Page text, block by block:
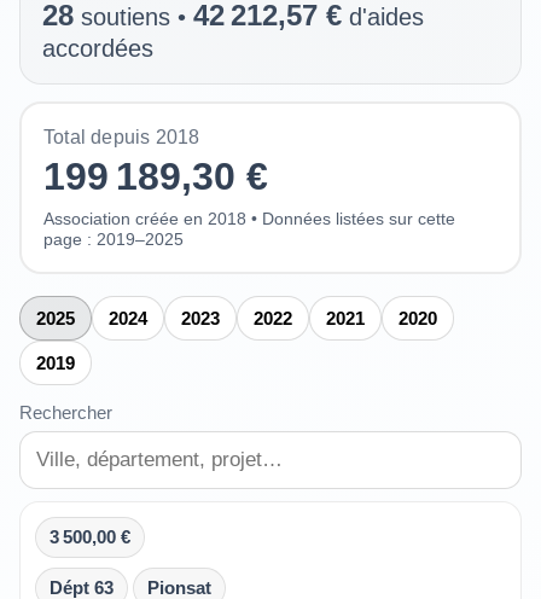
28 soutiens • 42 212,57 € d'aides
accordées
Total depuis 2018
199 189,30 €
Association créée en 2018 • Données listées sur cette
page : 2019–2025
2025 2024 2023 2022 2021 2020
2019
Rechercher
3 500,00 €
Dépt 63 Pionsat